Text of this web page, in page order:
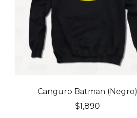
Canguro Batman (Negro)
$1,890